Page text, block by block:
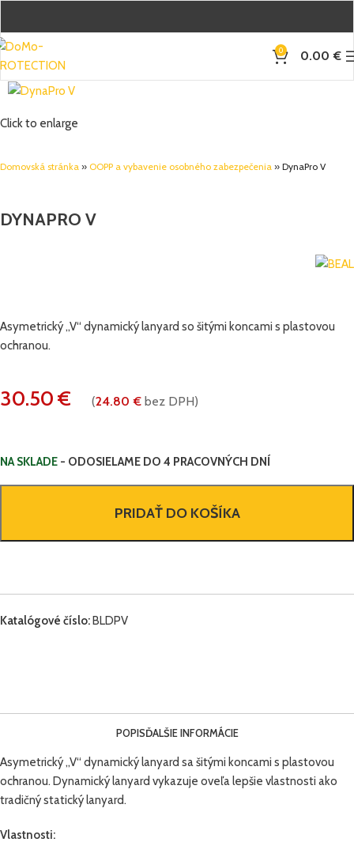
0 0.00 €
Click to enlarge
Domovská stránka » OOPP a vybavenie osobného zabezpečenia » DynaPro V
DYNAPRO V
Asymetrický „V“ dynamický lanyard so šitými koncami s plastovou
ochranou.
30.50€ (24.80 € bez DPH)
NA SKLADE - ODOSIELAME DO 4 PRACOVNÝCH DNÍ
PRIDAŤ DO KOŠÍKA
Katalógové číslo:BLDPV
POPISĎALŠIE INFORMÁCIE
Asymetrický „V“ dynamický lanyard sa šitými koncami s plastovou
ochranou. Dynamický lanyard vykazuje oveľa lepšie vlastnosti ako
tradičný statický lanyard.
Vlastnosti: